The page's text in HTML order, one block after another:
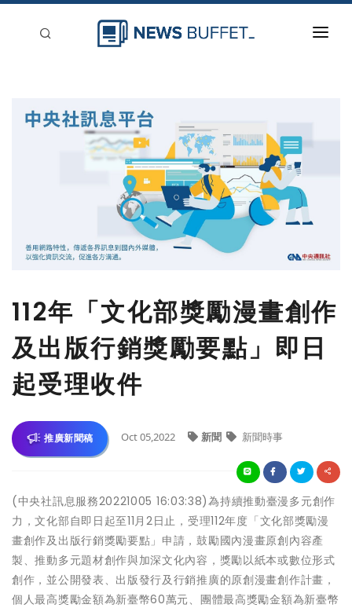
112年「文化部獎勵漫畫創作
及出版行銷獎勵要點」即日
起受理收件
推廣新聞稿 Oct 05,2022 新聞 新聞時事
(中央社訊息服務20221005 16:03:38)為持續推動臺漫多元創作
力，文化部自即日起至11月2日止，受理112年度「文化部獎勵漫
畫創作及出版行銷獎勵要點」申請，鼓勵國內漫畫原創內容產
製、推動多元題材創作與加深文化內容，獎勵以紙本或數位形式
創作，並公開發表、出版發行及行銷推廣的原創漫畫創作計畫，
個人最高獎勵金額為新臺幣60萬元、團體最高獎勵金額為新臺幣